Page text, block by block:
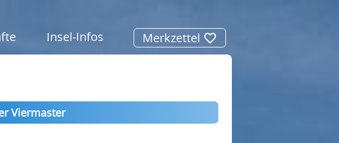
Insel-Infos Merkzettel
Viermaster